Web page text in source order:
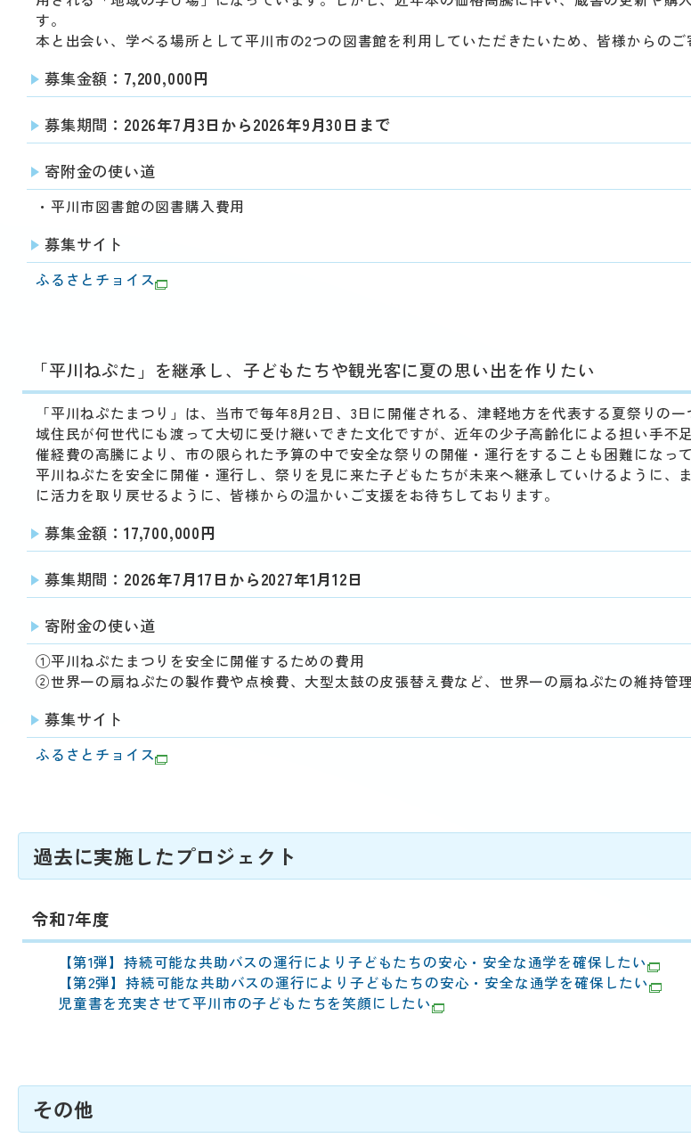
す。
本と出会い、学べる場所として平川市の2つの図書館を利用していただきたいため、皆様からのご
募集金額 ：7,200,000円
募集期間 ：2026年7月3日から2026年9月30日まで
寄附金の使い道
・平川市図書館の図書購入費用
募集サイト
ふるさとチョイス
「平川ねぷた」を継承し、子どもたちや観光客に夏の思い出を作りたい
「平川ねぷたまつり」は、当市で毎年8月2日、3日に開催される、津軽地方を代表する夏祭りの
域住民が何世代にも渡って大切に受け継いできた文化ですが、近年の少子高齢化による担い手不
催経費の高騰により、市の限られた予算の中で安全な祭りの開催・運行をすることも困難になって
平川ねぷたを安全に開催・運行し、祭りを見に来た子どもたちが未来へ継承していけるように、
に活力を取り戻せるように、皆様からの温かいご支援をお待ちしております。
募集金額 ：17,700,000円
募集期間 ：2026年7月17日から2027年1月12日
寄附金の使い道
①平川ねぷたまつりを安全に開催するための費用
②世界一の扇ねぷたの製作費や点検費、大型太鼓の皮張替え費など、世界一の扇ねぷたの維持管
募集サイト
ふるさとチョイス
過去に実施したプロジェクト
令和7年度
【第1弾】持続可能な共助バスの運行により子どもたちの安心・安全な通学を確保したい
【第2弾】持続可能な共助バスの運行により子どもたちの安心・安全な通学を確保したい
児童書を充実させて平川市の子どもたちを笑顔にしたい
その他